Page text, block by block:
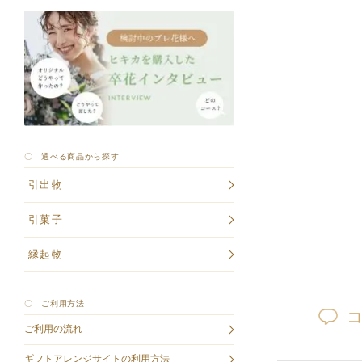
〇 選べる商品から探す
引出物
引菓子
縁起物
〇 ご利用方法
ご利用の流れ
ギフトアレンジサイトの利用方法